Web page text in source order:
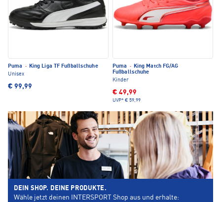
Puma ·
King Liga TF Fußballschuhe
Unisex
€ 99,99
Puma ·
King Match FG/AG
Fußballschuhe
Kinder
€ 49,99
UVP* € 59,99
DEIN SHOP. DEINE PRODUKTE.
Wähle jetzt deinen INTERSPORT Shop aus und erhalte: